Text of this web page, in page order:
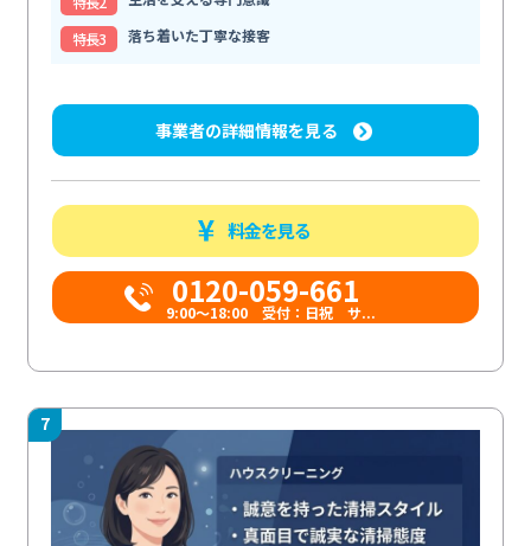
特⻑3
落ち着いた丁寧な接客
事業者の詳細情報を見る
料金を見る
0120-059-661
9:00〜18:00 受付：日祝 サ...
7